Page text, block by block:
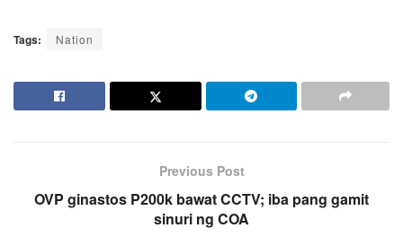
Tags: Nation
Previous Post
OVP ginastos P200k bawat CCTV; iba pang gamit
sinuri ng COA